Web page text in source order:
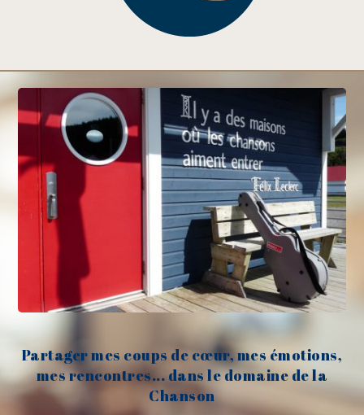
Partager mes coups de cœur, mes émotions,
mes rencontres... dans le domaine de la
Chanson